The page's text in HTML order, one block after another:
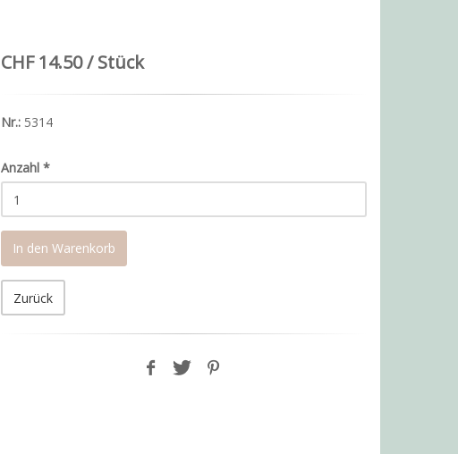
CHF 14.50 / Stück
Nr.: 5314
Anzahl *
In den Warenkorb
Zurück